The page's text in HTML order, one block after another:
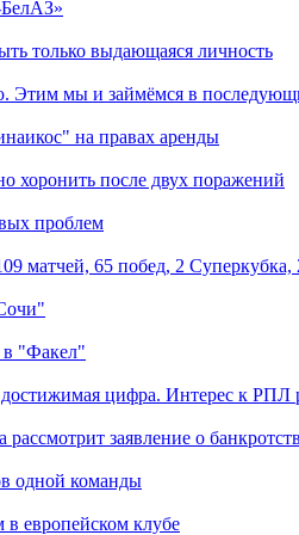
только выдающаяся личность
Этим мы и займёмся в
на правах аренды
хоронить после двух поражений
проблем
65 побед, 2 Суперкубка,
в "Факел"
цифра. Интерес к РПЛ
заявление о
одной команды
в европейском клубе